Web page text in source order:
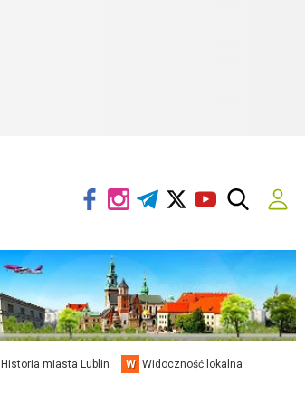
Historia miasta Lublin W Widoczność lokalna